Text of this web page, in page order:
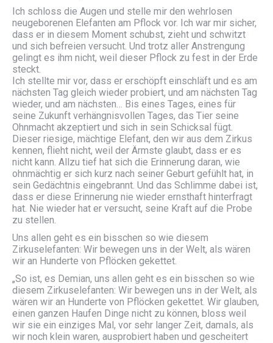
Ich schloss die Augen und stelle mir den wehrlosen
neugeborenen Elefanten am Pflock vor. Ich war mir sicher,
dass er in diesem Moment schubst, zieht und schwitzt
und sich befreien versucht. Und trotz aller Anstrengung
gelingt es ihm nicht, weil dieser Pflock zu fest in der Erde
steckt.
Ich stellte mir vor, dass er erschöpft einschläft und es am
nächsten Tag gleich wieder probiert, und am nächsten Tag
wieder, und am nächsten… Bis eines Tages, eines für
seine Zukunft verhängnisvollen Tages, das Tier seine
Ohnmacht akzeptiert und sich in sein Schicksal fügt.
Dieser riesige, mächtige Elefant, den wir aus dem Zirkus
kennen, flieht nicht, weil der Ärmste glaubt, dass er es
nicht kann. Allzu tief hat sich die Erinnerung daran, wie
ohnmächtig er sich kurz nach seiner Geburt gefühlt hat, in
sein Gedächtnis eingebrannt. Und das Schlimme dabei ist,
dass er diese Erinnerung nie wieder ernsthaft hinterfragt
hat. Nie wieder hat er versucht, seine Kraft auf die Probe
zu stellen.
Uns allen geht es ein bisschen so wie diesem
Zirkuselefanten: Wir bewegen uns in der Welt, als wären
wir an Hunderte von Pflöcken gekettet.
„So ist, es Demian, uns allen geht es ein bisschen so wie
diesem Zirkuselefanten: Wir bewegen uns in der Welt, als
wären wir an Hunderte von Pflöcken gekettet. Wir glauben,
einen ganzen Haufen Dinge nicht zu können, bloss weil
wir sie ein einziges Mal, vor sehr langer Zeit, damals, als
wir noch klein waren, ausprobiert haben und gescheitert